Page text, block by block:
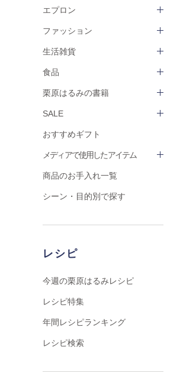
エプロン
ファッション
生活雑貨
食品
栗原はるみの書籍
SALE
おすすめギフト
メディアで使用したアイテム
商品のお手入れ一覧
シーン・目的別で探す
レシピ
今週の栗原はるみレシピ
レシピ特集
年間レシピランキング
レシピ検索